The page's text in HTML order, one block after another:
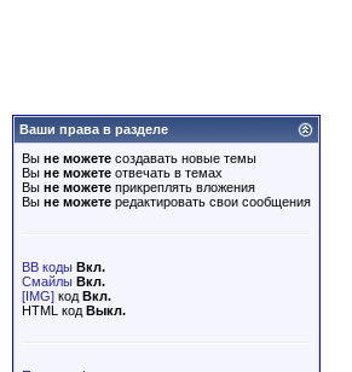
Ваши права в разделе
Вы не можете создавать новые темы
Вы не можете отвечать в темах
Вы не можете прикреплять вложения
Вы не можете редактировать свои сообщения
BB коды Вкл.
Смайлы Вкл.
[IMG] код Вкл.
HTML код Выкл.